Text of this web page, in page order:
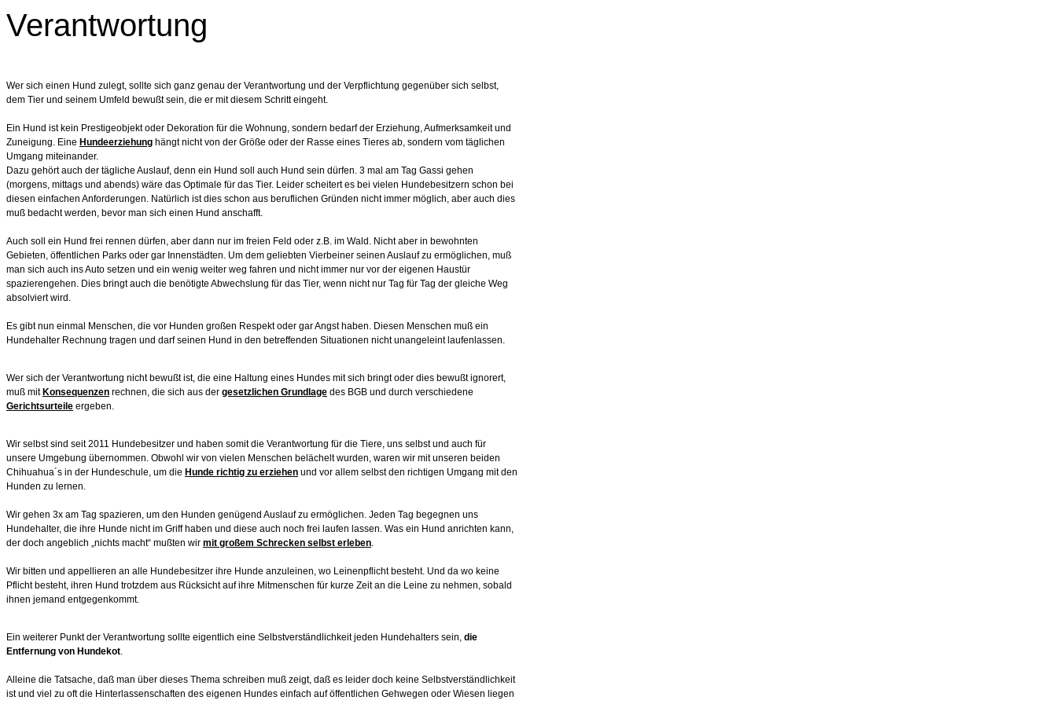
Verantwortung
Wer sich einen Hund zulegt, sollte sich ganz genau der Verantwortung und der Verpflichtung gegenüber sich selbst,
dem Tier und seinem Umfeld bewußt sein, die er mit diesem Schritt eingeht.
Ein Hund ist kein Prestigeobjekt oder Dekoration für die Wohnung, sondern bedarf der Erziehung, Aufmerksamkeit und
Zuneigung. Eine Hundeerziehung hängt nicht von der Größe oder der Rasse eines Tieres ab, sondern vom täglichen
Umgang miteinander.
Dazu gehört auch der tägliche Auslauf, denn ein Hund soll auch Hund sein dürfen. 3 mal am Tag Gassi gehen
(morgens, mittags und abends) wäre das Optimale für das Tier. Leider scheitert es bei vielen Hundebesitzern schon bei
diesen einfachen Anforderungen. Natürlich ist dies schon aus beruflichen Gründen nicht immer möglich, aber auch dies
muß bedacht werden, bevor man sich einen Hund anschafft.
Auch soll ein Hund frei rennen dürfen, aber dann nur im freien Feld oder z.B. im Wald. Nicht aber in bewohnten
Gebieten, öffentlichen Parks oder gar Innenstädten. Um dem geliebten Vierbeiner seinen Auslauf zu ermöglichen, muß
man sich auch ins Auto setzen und ein wenig weiter weg fahren und nicht immer nur vor der eigenen Haustür
spazierengehen. Dies bringt auch die benötigte Abwechslung für das Tier, wenn nicht nur Tag für Tag der gleiche Weg
absolviert wird.
Es gibt nun einmal Menschen, die vor Hunden großen Respekt oder gar Angst haben. Diesen Menschen muß ein
Hundehalter Rechnung tragen und darf seinen Hund in den betreffenden Situationen nicht unangeleint laufenlassen.
Wer sich der Verantwortung nicht bewußt ist, die eine Haltung eines Hundes mit sich bringt oder dies bewußt ignorert,
muß mit Konsequenzen rechnen, die sich aus der gesetzlichen Grundlage des BGB und durch verschiedene
Gerichtsurteile ergeben.
Wir selbst sind seit 2011 Hundebesitzer und haben somit die Verantwortung für die Tiere, uns selbst und auch für
unsere Umgebung übernommen. Obwohl wir von vielen Menschen belächelt wurden, waren wir mit unseren beiden
Chihuahua´s in der Hundeschule, um die Hunde richtig zu erziehen und vor allem selbst den richtigen Umgang mit den
Hunden zu lernen.
Wir gehen 3x am Tag spazieren, um den Hunden genügend Auslauf zu ermöglichen. Jeden Tag begegnen uns
Hundehalter, die ihre Hunde nicht im Griff haben und diese auch noch frei laufen lassen. Was ein Hund anrichten kann,
der doch angeblich „nichts macht“ mußten wir mit großem Schrecken selbst erleben.
Wir bitten und appellieren an alle Hundebesitzer ihre Hunde anzuleinen, wo Leinenpflicht besteht. Und da wo keine
Pflicht besteht, ihren Hund trotzdem aus Rücksicht auf ihre Mitmenschen für kurze Zeit an die Leine zu nehmen, sobald
ihnen jemand entgegenkommt.
Ein weiterer Punkt der Verantwortung sollte eigentlich eine Selbstverständlichkeit jeden Hundehalters sein, die
Entfernung von Hundekot.
Alleine die Tatsache, daß man über dieses Thema schreiben muß zeigt, daß es leider doch keine Selbstverständlichkeit
ist und viel zu oft die Hinterlassenschaften des eigenen Hundes einfach auf öffentlichen Gehwegen oder Wiesen liegen